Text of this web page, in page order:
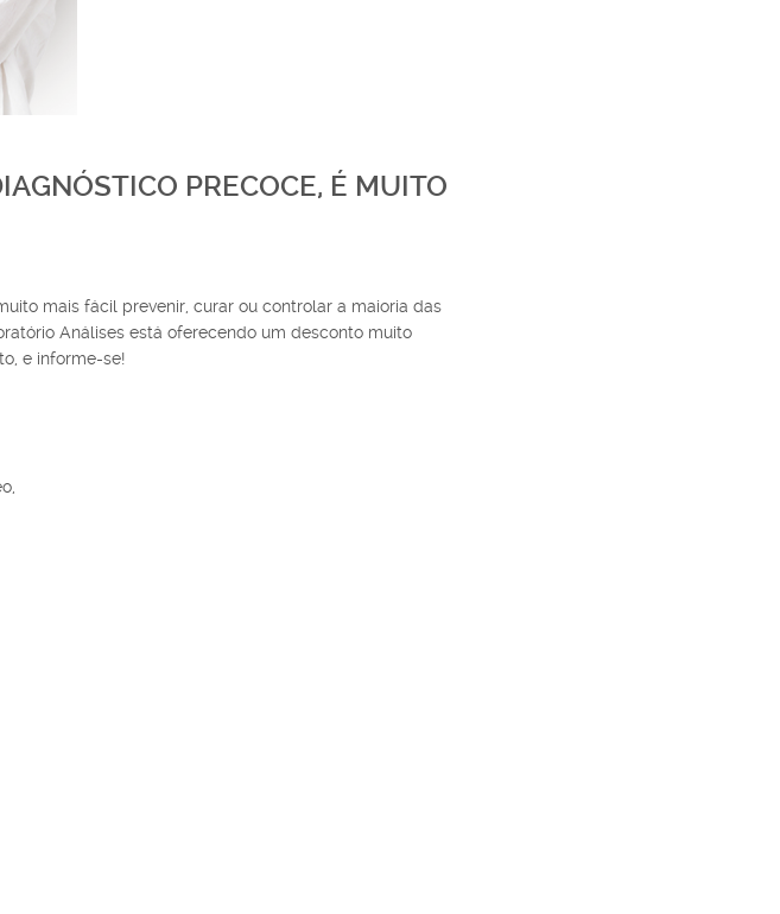
PRECOCE, É MUITO
mais fácil prevenir, curar ou controlar a maioria das
Análises está oferecendo um desconto muito
e informe-se!